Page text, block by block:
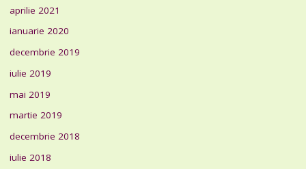
aprilie 2021
ianuarie 2020
decembrie 2019
iulie 2019
mai 2019
martie 2019
decembrie 2018
iulie 2018